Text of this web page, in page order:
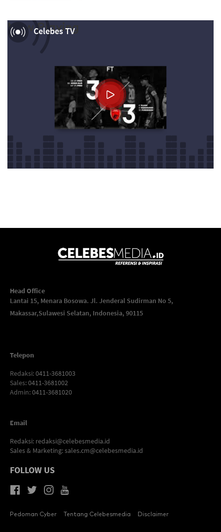
Celebes TV
Now Playing
Head Office
Lantai 15, Menara Bosowa. Jl. Jenderal Sudirman No 5,
Makassar,Sulawesi Selatan, Indonesia, 90115
Telepon
Redaksi: 0411-3681003
Sales: 0411-3681002
Admin: 0411-3681020
Email
Redaksi: redaksi@celebesmedia.id
Sales & Marketing:sales.cm@celebesmedia.id
FOLLOW US
Pedoman Cyber Tentang Celebesmedia Disclaimer